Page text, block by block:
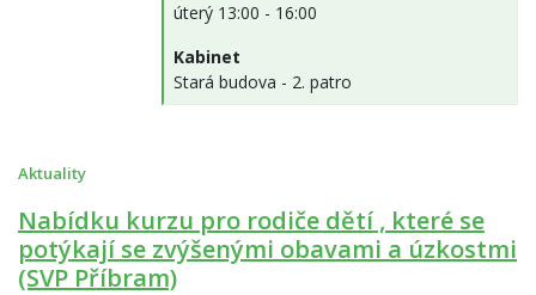
úterý 13:00 - 16:00
Kabinet
Stará budova - 2. patro
Aktuality
Nabídku kurzu pro rodiče dětí , které se
potýkají se zvýšenými obavami a úzkostmi
(SVP Příbram)